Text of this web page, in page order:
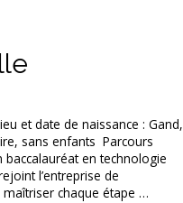
et date de naissance : Gand,
sans enfants Parcours
baccalauréat en technologie
l’entreprise de
chaque étape …